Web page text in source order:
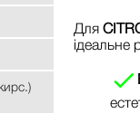
Для
ідеальне